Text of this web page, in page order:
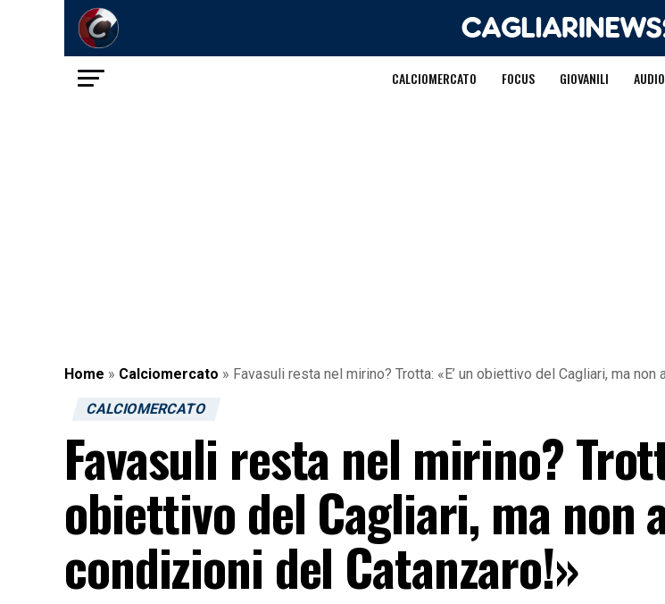
CALCIOMERCATO FOCUS GIOVANILI
Home » Calciomercato » Favasuli resta nel mirino? Trotta: «E’ un obiettivo del Cagliari, ma
CALCIOMERCATO
Favasuli resta nel mirino?
obiettivo del Cagliari, ma non
condizioni del Catanzaro!»